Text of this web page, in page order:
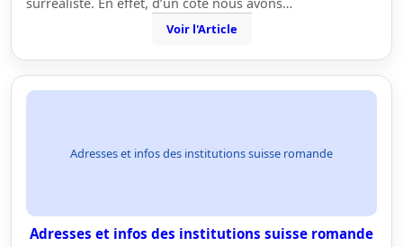
Voir l'Article
Adresses et infos des institutions suisse romande
Adresses et infos des institutions suisse romande